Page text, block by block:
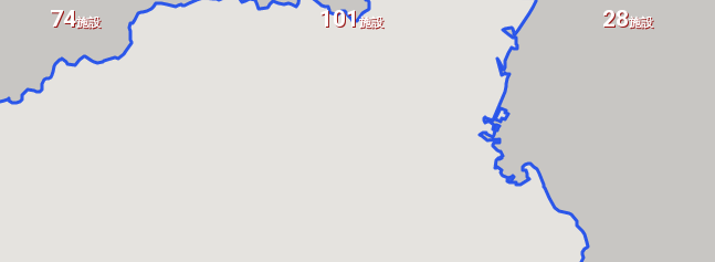
74施設 101施設 28施設